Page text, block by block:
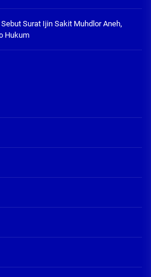
Sebut Surat Ijin Sakit Muhdlor Aneh,
Hukum